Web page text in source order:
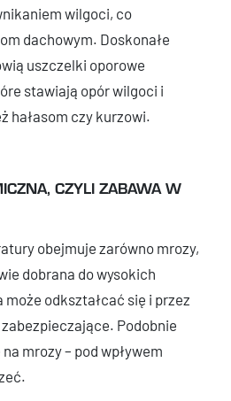
wilgoci, co
dachowym. Doskonałe
uszczelki oporowe
stawiają opór wilgoci i
hałasom czy kurzowi.
CZYLI ZABAWA W
obejmuje zarówno mrozy,
dobrana do wysokich
odkształcać się i przez
Podobnie
mrozy – pod wpływem